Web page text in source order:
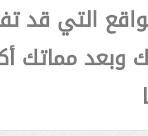
التي قد
وبعد مماتك